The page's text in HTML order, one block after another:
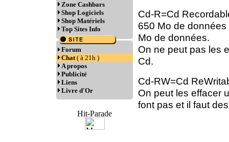
Zone Cashbars
Shop Logiciels
Shop Matériels
Top Sites Info
Forum
Chat( à 21h )
A propos
Publicité
Liens
Livre d'Or
Cd-R=Cd
650 Mo de
Mo de données.
On ne peut pas les
Cd.
Cd-RW=Cd
On peut les effacer
font pas et il faut